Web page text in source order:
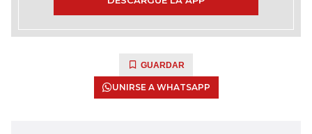
GUARDAR
UNIRSE A WHATSAPP